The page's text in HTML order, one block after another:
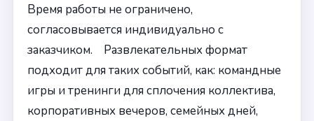
Время работы не ограничено,
согласовывается индивидуально с
заказчиком. Развлекательных формат
подходит для таких событий, как: командные
игры и тренинги для сплочения коллектива,
корпоративных вечеров, семейных дней,